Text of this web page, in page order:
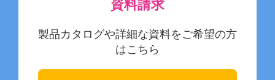
資料請求
製品カタログや詳細な資料をご希望の方
はこちら